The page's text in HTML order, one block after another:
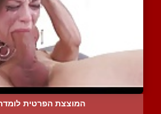
המוצצת הפרטית